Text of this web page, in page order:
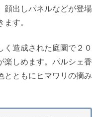
顔出しパネルなどが登場
す。
く造成された庭園で２０
楽しめます。パルシェ香
とともにヒマワリの摘み